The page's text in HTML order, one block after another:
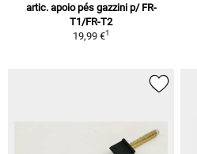
artic. apoio pés gazzini p/ FR-
T1/FR-T2
19,99 €1